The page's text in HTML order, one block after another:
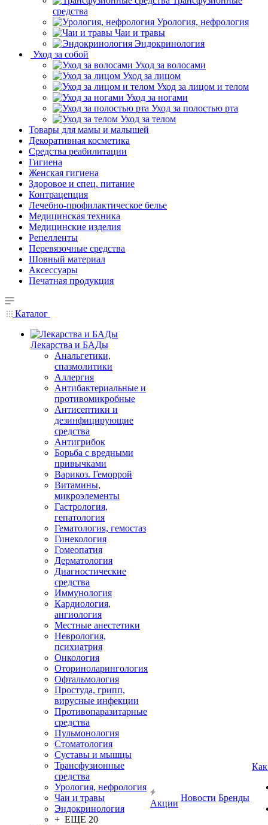
средства
Урология, нефрология
Чаи и травы
Эндокринология
Уход за собой
Уход за волосами
Уход за лицом
Уход за лицом и телом
Уход за ногами
Уход за полостью рта
Уход за телом
Товары для мамы и малышей
Декоративная косметика
Средства реабилитации
Гигиена
Женская гигиена
Здоровое и спец. питание
Контрацепция
Лечебно-профилактическое белье
Медицинская техника
Медицинские изделия
Репелленты
Перевязочные средства
Шовный материал
Аксессуары
Печатная продукция
Каталог
Лекарства и БАДы
Анальгетики,
спазмолитики
Аллергия
Антибактериальные и
противомикробные
Антисептики и
дезинфицирующие
средства
Антигрибок
Борьба с вредными
привычками
Варикоз. Геморрой
Витамины,
микроэлементы
Гастрология,
гепатология
Гематология, гемостаз
Гинекология
Гомеопатия
Дерматология
Диагностические
средства
Иммунология
Кардиология,
ангиология
Местные анестетики
Неврология,
психиатрия
Онкология
Оториноларингология
Офтальмология
Простуда, грипп,
вирусные инфекции
Противопаразитарные
средства
Пульмонология
Стоматология
Суставы и мышцы
Трансфузионные
средства
Урология, нефрология
Чаи и травы
Эндокринология
+ ЕЩЕ 20
Акции
Новости Бренды